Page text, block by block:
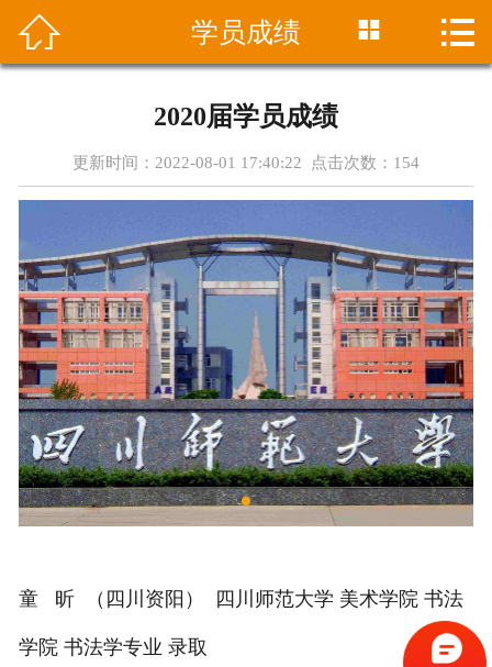
 首页
最新资讯
招生简章
师资团队
学员成绩
在线报名
联系方式
 学员成绩  
2020届学员成绩
更新时间：2022-08-01 17:40:22 点击次数： 154
童 昕 （四川资阳） 四川师范大学 美术学院 书法
学院 书法学专业 录取